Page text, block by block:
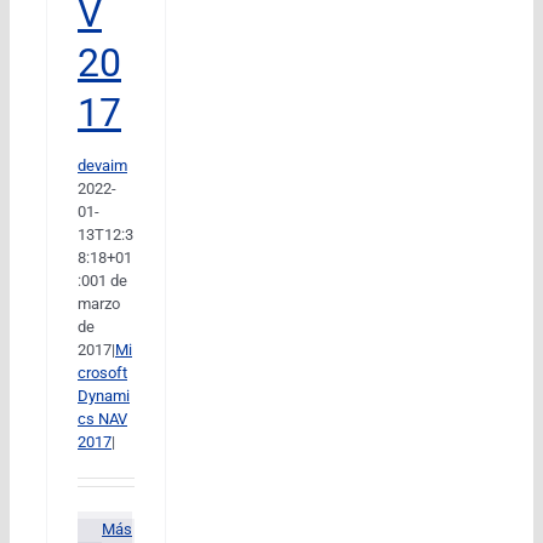
V
20
17
devaim
2022-
01-
13T12:3
8:18+01
:001 de
marzo
de
2017|Mi
crosoft
Dynami
cs NAV
2017|
Más